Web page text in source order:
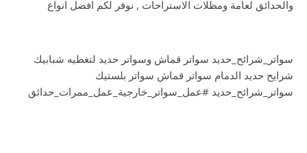
والحدائق لعامة ومظلات الاستراحات , نوفر لكم افضل انواع
سواتر_شرائح_حديد سواتر قماش وسواتر حديد لتغطيه شبابيك
شرايح حديد الدمام سواتر قماش سواتر بلستيك
سواتر_شرائح_حديد #عمل_سواتر_خارجية_عمل_ممرات_حدائق